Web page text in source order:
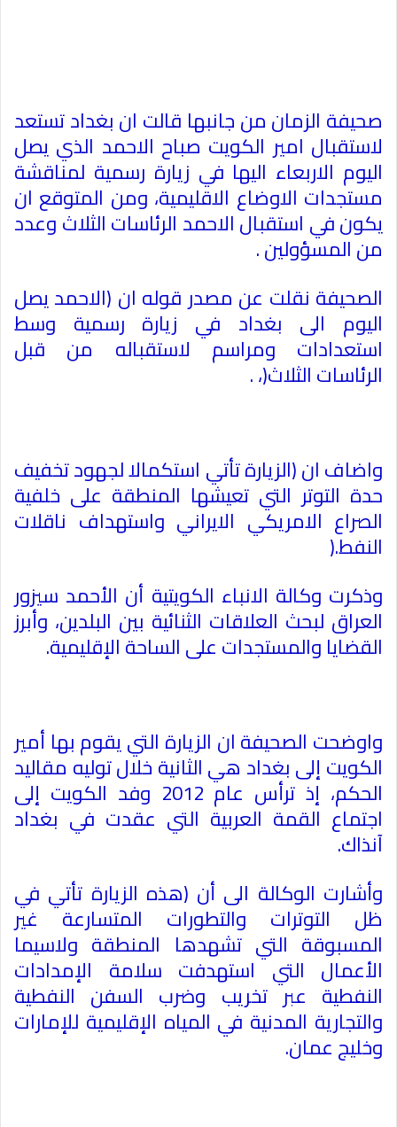
صحيفة الزمان من جانبها قالت ان بغداد تستعد
لاستقبال امير الكويت صباح الاحمد الذي يصل
اليوم الاربعاء اليها في زيارة رسمية لمناقشة
مستجدات الاوضاع الاقليمية، ومن المتوقع ان
يكون في استقبال الاحمد الرئاسات الثلاث وعدد
من المسؤولين.
الصحيفة نقلت عن مصدر قوله ان (الاحمد يصل
اليوم الى بغداد في زيارة رسمية وسط
استعدادات ومراسم لاستقباله من قبل
الرئاسات الثلاث)،.
واضاف ان (الزيارة تأتي استكمالا لجهود تخفيف
حدة التوتر التي تعيشها المنطقة على خلفية
الصراع الامريكي الايراني واستهداف ناقلات
النفط).
وذكرت وكالة الانباء الكويتية أن الأحمد سيزور
العراق لبحث العلاقات الثنائية بين البلدين، وأبرز
القضايا والمستجدات على الساحة الإقليمية.
واوضحت الصحيفة ان الزيارة التي يقوم بها أمير
الكويت إلى بغداد هي الثانية خلال توليه مقاليد
الحكم، إذ ترأس عام 2012 وفد الكويت إلى
اجتماع القمة العربية التي عقدت في بغداد
آنذاك.
وأشارت الوكالة الى أن (هذه الزيارة تأتي في
ظل التوترات والتطورات المتسارعة غير
المسبوقة التي تشهدها المنطقة ولاسيما
الأعمال التي استهدفت سلامة الإمدادات
النفطية عبر تخريب وضرب السفن النفطية
والتجارية المدنية في المياه الإقليمية للإمارات
وخليج عمان.